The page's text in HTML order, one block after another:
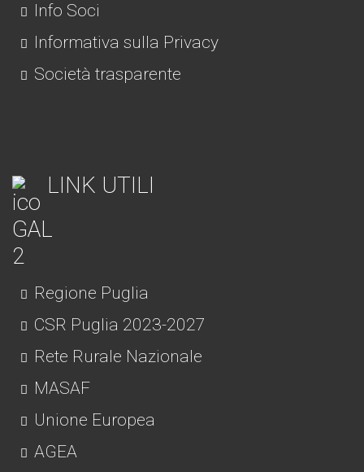
Info Soci
Informativa sulla Privacy
Società trasparente
LINK UTILI
Regione Puglia
CSR Puglia 2023-2027
Rete Rurale Nazionale
MASAF
Unione Europea
AGEA